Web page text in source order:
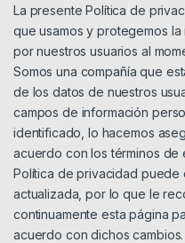
La presente Política de
que usamos y protegemos
por nuestros usuarios al
Somos una compañía que
de los datos de nuestros
campos de información
identificado, lo hacemos
acuerdo con los términos de
Política de privacidad puede
actualizada, por lo que le
continuamente esta página
acuerdo con dichos cambios.